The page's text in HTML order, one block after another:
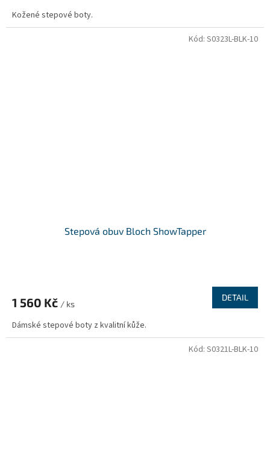
Kožené stepové boty.
Stepová obuv Bloch ShowTapper
1 560 Kč / ks
DETAIL
Dámské stepové boty z kvalitní kůže.
Kód: S0323L-BLK-10
Kód: S0321L-BLK-10